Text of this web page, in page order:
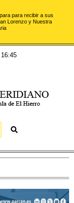
para recibir a sus
Lorenzo y Nuestra